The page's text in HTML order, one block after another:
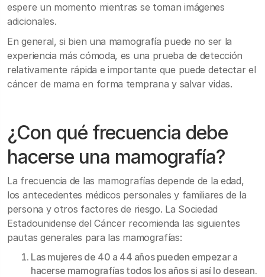
espere un momento mientras se toman imágenes
adicionales.
En general, si bien una mamografía puede no ser la
experiencia más cómoda, es una prueba de detección
relativamente rápida e importante que puede detectar el
cáncer de mama en forma temprana y salvar vidas.
¿Con qué frecuencia debe
hacerse una mamografía?
La frecuencia de las mamografías depende de la edad,
los antecedentes médicos personales y familiares de la
persona y otros factores de riesgo. La Sociedad
Estadounidense del Cáncer recomienda las siguientes
pautas generales para las mamografías:
Las mujeres de 40 a 44 años pueden empezar a
hacerse mamografías todos los años si así lo desean.